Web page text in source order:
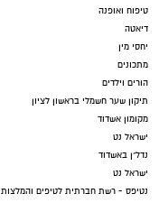
טיפוח ואופנה
דיאטה
יחסי מין
מתכונים
הורים וילדים
תיקון שער חשמלי בראשון לציון
מקומון אשדוד
ישראל נט
נדל"ן באשדוד
ישראל נט
נטיפס - רשת חברתית לטיפים והמלצות